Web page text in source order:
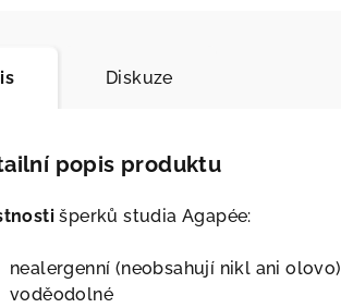
Diskuze
popis produktu
šperků studia Agapée:
nealergenní (neobsahují nikl ani olovo)
voděodolné